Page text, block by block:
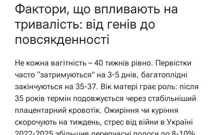
Фактори, що впливають на
тривалість: від генів до
повсякденності
Не кожна вагітність – 40 тижнів рівно. Первістки
часто “затримуються” на 3-5 днів, багатоплідні
закінчуються на 35-37. Вік матері грає роль: після
35 років термін подовжується через стабільніший
плацентарний кровотік. Ожиріння чи куріння
скорочують на тиждень, стрес від війни в Україні